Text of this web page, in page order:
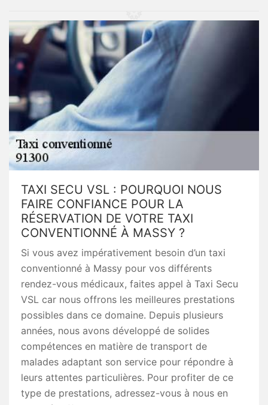
TAXI SECU VSL : POURQUOI NOUS
FAIRE CONFIANCE POUR LA
RÉSERVATION DE VOTRE TAXI
CONVENTIONNÉ À MASSY ?
Si vous avez impérativement besoin d’un taxi
conventionné à Massy pour vos différents
rendez-vous médicaux, faites appel à Taxi Secu
VSL car nous offrons les meilleures prestations
possibles dans ce domaine. Depuis plusieurs
années, nous avons développé de solides
compétences en matière de transport de
malades adaptant son service pour répondre à
leurs attentes particulières. Pour profiter de ce
type de prestations, adressez-vous à nous en